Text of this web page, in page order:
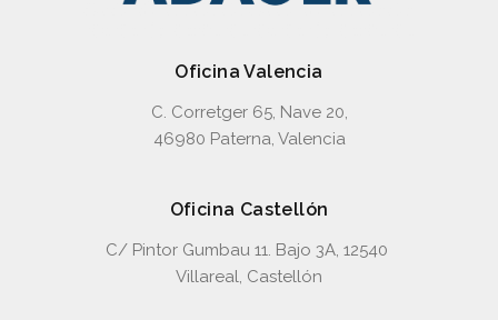
Oficina Valencia
C. Corretger 65, Nave 20,
46980 Paterna, Valencia
Oficina Castellón
C/ Pintor Gumbau 11. Bajo 3A, 12540
Villareal, Castellón